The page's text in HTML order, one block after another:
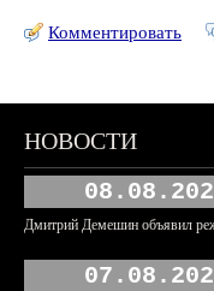
Комментировать
НОВОСТИ
Дмитрий Демешин объявил